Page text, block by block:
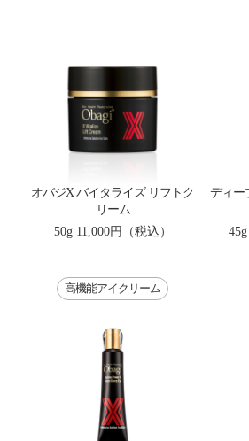
オバジX バイタライズ リフトク
リーム
50g 11,000円（税込）
ディー
45g
高機能アイクリーム